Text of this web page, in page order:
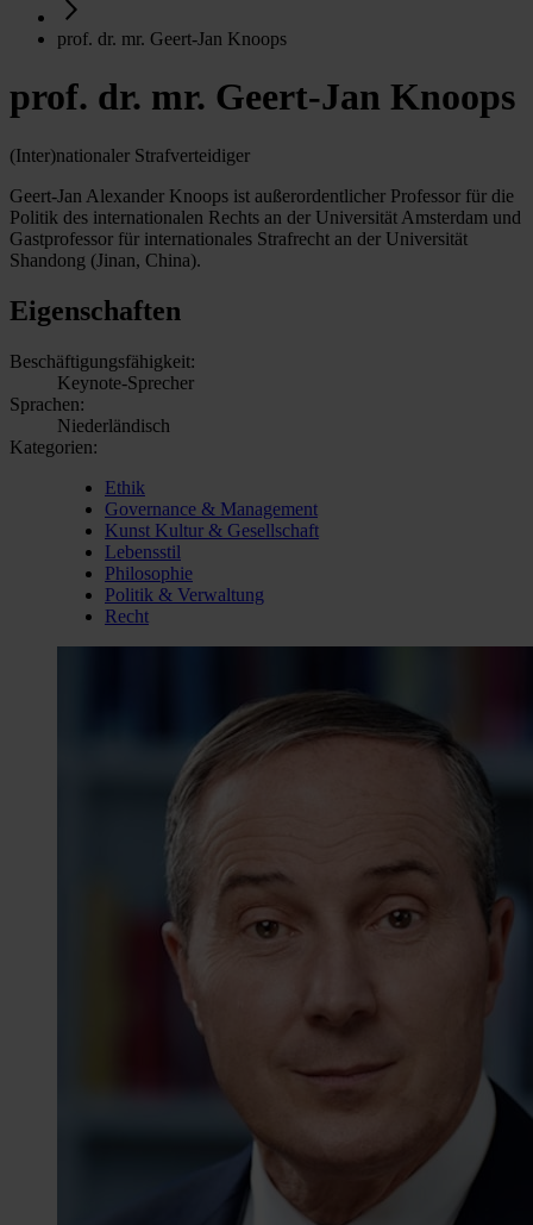
prof. dr. mr. Geert-Jan Knoops
prof. dr. mr. Geert-Jan Knoops
(Inter)nationaler Strafverteidiger
Geert-Jan Alexander Knoops ist außerordentlicher Professor für die
Politik des internationalen Rechts an der Universität Amsterdam und
Gastprofessor für internationales Strafrecht an der Universität
Shandong (Jinan, China).
Eigenschaften
Beschäftigungsfähigkeit:
Keynote-Sprecher
Sprachen:
Niederländisch
Kategorien:
Ethik
Governance & Management
Kunst Kultur & Gesellschaft
Lebensstil
Philosophie
Politik & Verwaltung
Recht